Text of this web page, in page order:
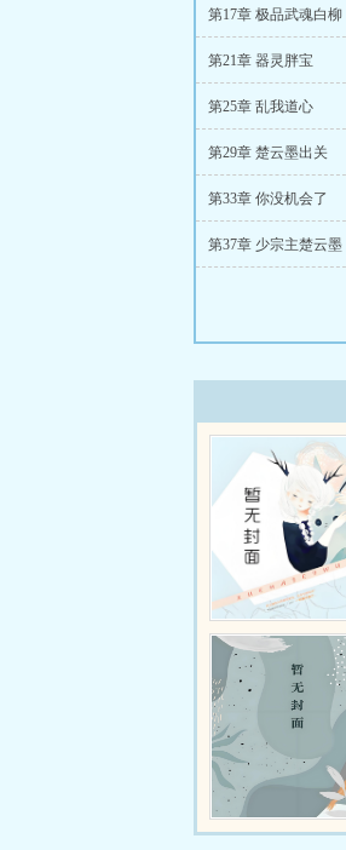
第17章 极品武魂白柳
第21章 器灵胖宝
第25章 乱我道心
第29章 楚云墨出关
第33章 你没机会了
第37章 少宗主楚云墨